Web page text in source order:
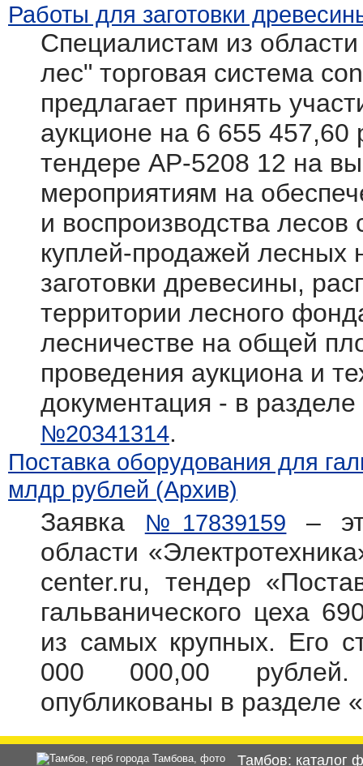
Работы для заготовки
Специалистам из
лес" торговая система
предлагает принять
аукционе на 6 655 457,60
тендере АР-5208 12 на
мероприятиям на
и воспроизводства
куплей-продажей лесных
заготовки древесины,
территории лесного
лесничестве на общей
проведения аукциона и
документация - в
№20341314.
Поставка оборудования для
млдр рублей (Архив)
Заявка №17839159 –
области
center.ru, тендер
гальванического цеха
из самых крупных. Его
000 000,00 рублей.
опубликованы в разделе
Тамбов: каталог